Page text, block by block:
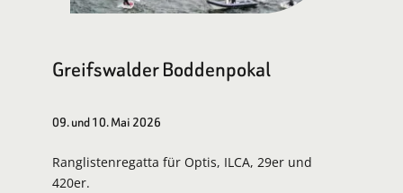
Greifswalder Boddenpokal
09. und 10. Mai 2026
Ranglistenregatta für Optis, ILCA, 29er und
420er.